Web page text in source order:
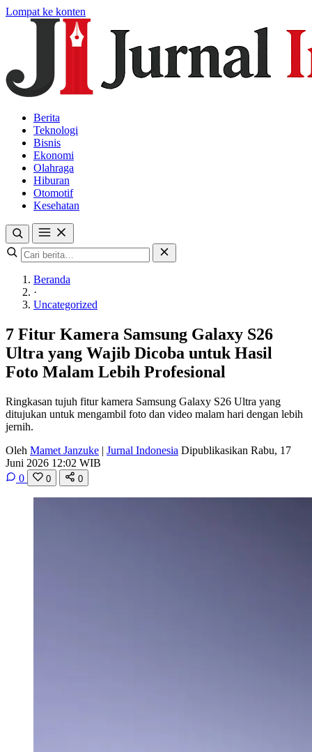
Lompat ke konten
Berita
Teknologi
Bisnis
Ekonomi
Olahraga
Hiburan
Otomotif
Kesehatan
Beranda
·
Uncategorized
7 Fitur Kamera Samsung Galaxy S26
Ultra yang Wajib Dicoba untuk Hasil
Foto Malam Lebih Profesional
Ringkasan tujuh fitur kamera Samsung Galaxy S26 Ultra yang
ditujukan untuk mengambil foto dan video malam hari dengan lebih
jernih.
Oleh Mamet Janzuke | Jurnal Indonesia Dipublikasikan Rabu, 17
Juni 2026 12:02 WIB
0
0 0